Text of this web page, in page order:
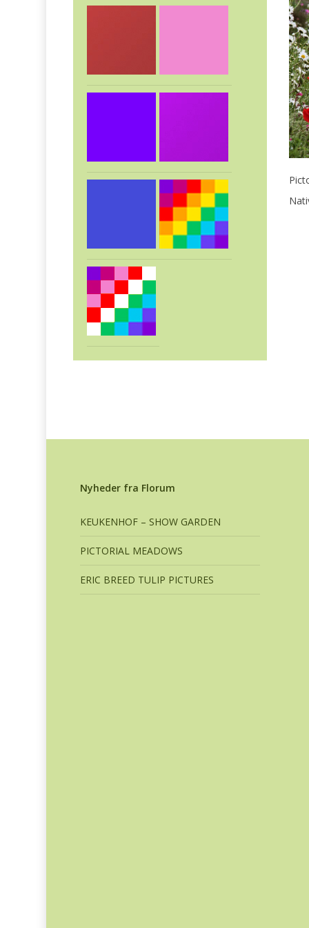
Nyheder fra Florum
KEUKENHOF – SHOW GARDEN
PICTORIAL MEADOWS
ERIC BREED TULIP PICTURES